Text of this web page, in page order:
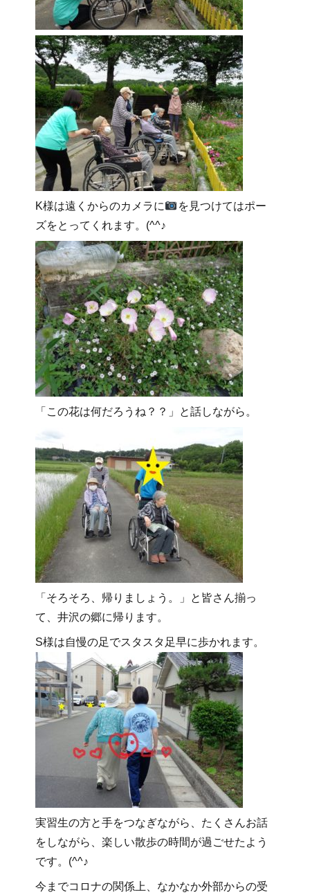
K様は遠くからのカメラに
を見つけてはポー
ズをとってくれます。(^^♪
「この花は何だろうね？？」と話しながら。
「そろそろ、帰りましょう。」と皆さん揃っ
て、井沢の郷に帰ります。
S様は自慢の足でスタスタ足早に歩かれます。
実習生の方と手をつなぎながら、たくさんお話
をしながら、楽しい散歩の時間が過ごせたよう
です。(^^♪
今までコロナの関係上、なかなか外部からの受